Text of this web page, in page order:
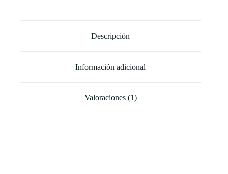
Descripción
Información adicional
Valoraciones (1)